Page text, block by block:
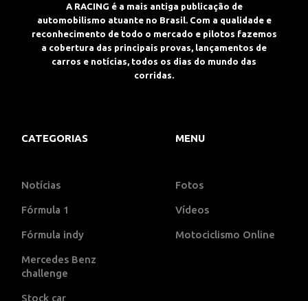
A RACING é a mais antiga publicação de
automobilismo atuante no Brasil. Com a qualidade e
reconhecimento de todo o mercado e pilotos fazemos
a cobertura das principais provas, lançamentos de
carros e notícias, todos os dias do mundo das
corridas.
CATEGORIAS
Notícias
Fórmula 1
Fórmula indy
Mercedes Benz
challenge
Stock car
MENU
Fotos
Vídeos
Motociclismo Online